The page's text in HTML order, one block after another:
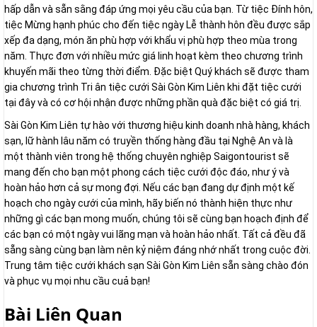
hấp dẫn và sẵn sằng đáp ứng mọi yêu cầu của bạn. Từ tiệc Đính hôn,
tiệc Mừng hạnh phúc cho đến tiệc ngày Lễ thành hôn đều được sắp
xếp đa dạng, món ăn phù hợp với khẩu vị phù hợp theo mùa trong
năm. Thực đơn với nhiều mức giá linh hoạt kèm theo chương trình
khuyến mãi theo từng thời điểm. Đặc biệt Quý khách sẽ được tham
gia chương trình Tri ân tiệc cưới Sài Gòn Kim Liên khi đặt tiệc cưới
tại đây và có cơ hội nhận được những phần quà đặc biệt có giá trị.
Sài Gòn Kim Liên tự hào với thương hiệu kinh doanh nhà hàng, khách
sạn, lữ hành lâu năm có truyền thống hàng đầu tại Nghệ An và là
một thành viên trong hệ thống chuyên nghiệp Saigontourist sẽ
mang đến cho bạn một phong cách tiệc cưới độc đáo, như ý và
hoàn hảo hơn cả sự mong đợi. Nếu các bạn đang dự định một kế
hoạch cho ngày cưới của mình, hãy biến nó thành hiện thực như
những gì các bạn mong muốn, chúng tôi sẽ cùng bạn hoạch định để
các bạn có một ngày vui lãng mạn và hoàn hảo nhất. Tất cả đều đã
sẵng sàng cùng bạn làm nên kỷ niệm đáng nhớ nhất trong cuộc đời.
Trung tâm tiệc cưới khách sạn Sài Gòn Kim Liên sẵn sàng chào đón
và phục vụ mọi nhu cầu cuả bạn!
Bài Liên Quan